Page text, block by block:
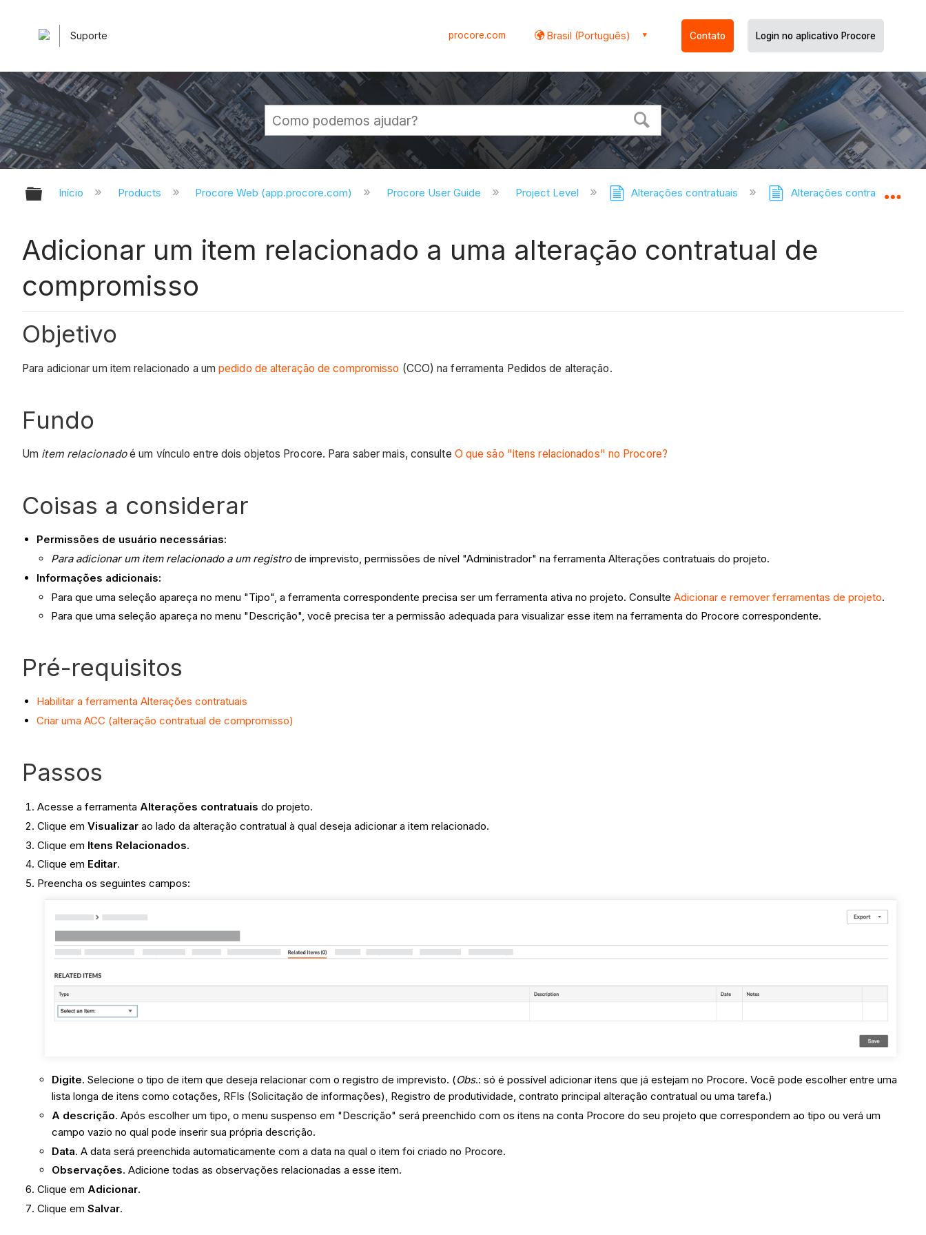
Suporte procore.com Brasil (Português) Contato Login no aplicativo Procore
Expandir/recolher hierarquia global
Início Products Procore Web (app.procore.com) Procore User Guide Project Level Alterações contratuais Alterações contratuais:
Adicionar um item relacionado a uma alteração contratual de
compromisso
Objetivo
Para adicionar um item relacionado a umpedido de alteração de compromisso (CCO) na ferramenta Pedidos de alteração.
Fundo
Um item relacionadoé um vínculo entre dois objetos Procore. Para saber mais, consulte O que são "itens relacionados" no Procore?
Coisas a considerar
Permissões de usuário necessárias:
Para adicionar um item relacionado a um registrode imprevisto, permissões de nível "Administrador" na ferramenta Alterações contratuais do projeto.
Informações adicionais:
Para que uma seleção apareça no menu "Tipo", a ferramenta correspondente precisa ser um ferramenta ativa no projeto. Consulte Adicionar e remover ferramentas de projeto.
Para que uma seleção apareça no menu "Descrição", você precisa ter a permissão adequada para visualizar esse item na ferramenta do Procore correspondente.
Pré-requisitos
Habilitar a ferramenta Alterações contratuais
Criar uma ACC (alteração contratual de compromisso)
Passos
Acesse a ferramenta Alterações contratuais do projeto.
Clique emVisualizar ao lado da alteração contratual à qual deseja adicionar a item relacionado.
Clique em Itens Relacionados.
Clique em Editar.
Preencha os seguintes campos:
Digite. Selecione o tipo de item que deseja relacionar com o registro de imprevisto. (Obs.: só é possível adicionar itens que já estejam no Procore. Você pode escolher entre uma
lista longa de itens como cotações, RFIs (Solicitação de informações), Registro de produtividade, contrato principal alteração contratual ou uma tarefa.)
A descrição. Após escolher um tipo, o menu suspenso em "Descrição" será preenchido com os itens na conta Procore do seu projeto que correspondem ao tipo ou verá um
campo vazio no qual pode inserir sua própria descrição.
Data. A data será preenchida automaticamente com a data na qual o item foi criado no Procore.
Observações. Adicione todas as observações relacionadas a esse item.
Clique em Adicionar.
Clique emSalvar.